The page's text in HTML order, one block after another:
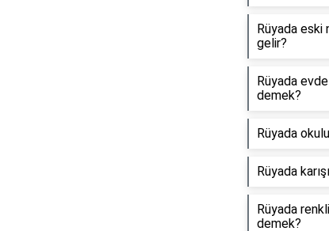
Rüyada eski
gelir?
Rüyada
demek?
Rüyada
Rüyada
Rüyada
demek?